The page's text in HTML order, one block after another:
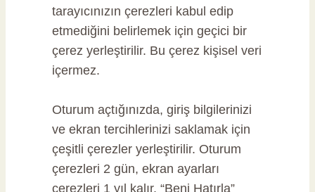
tarayıcınızın çerezleri kabul edip
etmediğini belirlemek için geçici bir
çerez yerleştirilir. Bu çerez kişisel veri
içermez.
Oturum açtığınızda, giriş bilgilerinizi
ve ekran tercihlerinizi saklamak için
çeşitli çerezler yerleştirilir. Oturum
çerezleri 2 gün, ekran ayarları
çerezleri 1 yıl kalır. “Beni Hatırla”